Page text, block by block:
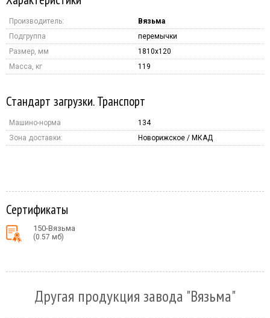
Производитель:
Вязьма
Подгруппа
перемычки
Размер, мм
1810x120
Масса, кг
119
Стандарт загрузки. Транспорт
Машино-норма
134
Зона доставки:
Новорижское / МКАД
Сертификаты
150-Вязьма
(0.57 мб)
Другая продукция завода "Вязьма"